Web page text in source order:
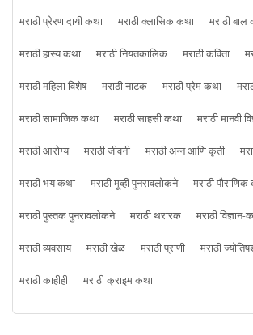
मराठी प्रेरणादायी कथा
मराठी क्लासिक कथा
मराठी
मराठी हास्य कथा
मराठी नियतकालिक मराठी कविता
मराठी महिला विशेष
मराठी नाटक मराठी प्रेम कथा
मराठी सामाजिक कथा
मराठी साहसी कथा मराठी मानवी
मराठी आरोग्य
मराठी जीवनी मराठी अन्न आणि कृती
मराठी भय कथा
मराठी मूव्ही पुनरावलोकने
मराठी
मराठी पुस्तक पुनरावलोकने
मराठी थरारक
मराठी
मराठी व्यवसाय
मराठी खेळ मराठी प्राणी मराठी
मराठी काहीही
मराठी क्राइम कथा